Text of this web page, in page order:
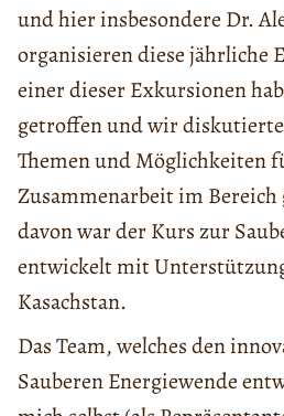
und hier insbesondere Dr.
organisieren diese jährliche
einer dieser Exkursionen
getroffen und wir
Themen und Möglichkeiten
Zusammenarbeit im Bereich
davon war der Kurs zur
entwickelt mit
Kasachstan.
Das Team, welches den
Sauberen Energiewende